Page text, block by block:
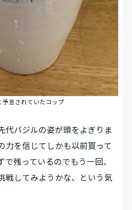
予言されていたコップ
バジルの姿が頭をよぎりま
を信じて――しかも以前買って
残っているので――もう一回、
戦してみようかな、という気